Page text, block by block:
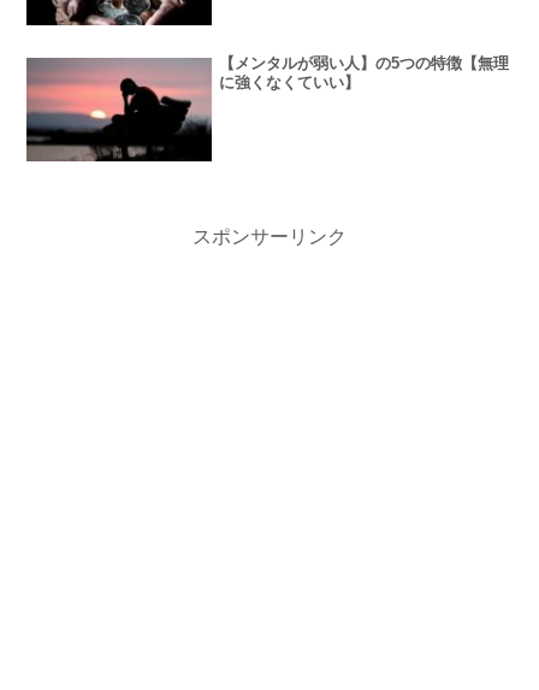
【メンタルが弱い人】の5つの特徴【無理
に強くなくていい】
スポンサーリンク